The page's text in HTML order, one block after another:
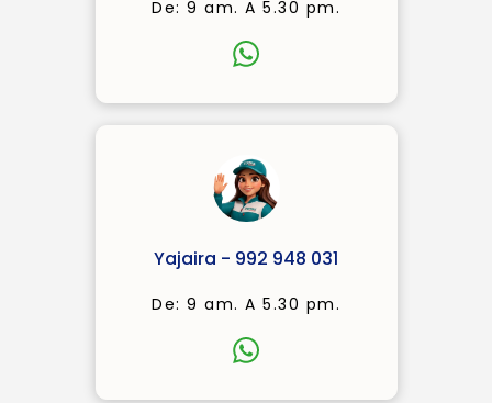
De: 9 am. A 5.30 pm.
Yajaira - 992 948 031
De: 9 am. A 5.30 pm.